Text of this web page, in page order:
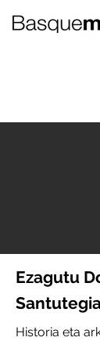
Ezagutu
Historia eta